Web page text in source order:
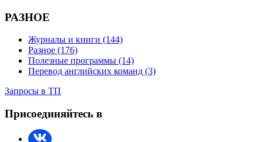
РАЗНОЕ
Журналы и книги (144)
Разное (176)
Полезные программы (14)
Перевод английских команд (3)
Запросы в ТП
Присоединяйтесь в